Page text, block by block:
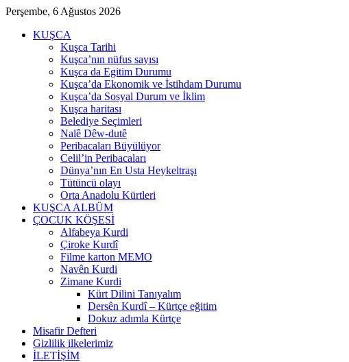
Perşembe, 6 Ağustos 2026
KUŞCA
Kuşca Tarihi
Kuşca’nın nüfus sayısı
Kuşca da Egitim Durumu
Kuşca’da Ekonomik ve İstihdam Durumu
Kuşca’da Sosyal Durum ve İklim
Kuşca haritası
Belediye Seçimleri
Nalê Dêw-dutê
Peribacaları Büyülüyor
Celil’in Peribacaları
Dünya’nın En Usta Heykeltraşı
Tütüncü olayı
Orta Anadolu Kürtleri
KUŞCA ALBÜM
ÇOCUK KÖŞESİ
Alfabeya Kurdi
Çiroke Kurdî
Filme karton MEMO
Navên Kurdi
Zimane Kurdi
Kürt Dilini Tanıyalım
Dersên Kurdî – Kürtçe eğitim
Dokuz adımla Kürtçe
Misafir Defteri
Gizlilik ilkelerimiz
İLETİŞİM